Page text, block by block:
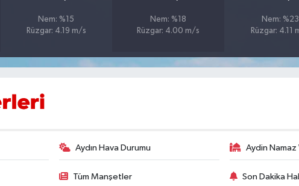
Nem: %15
Rüzgar: 4.19 m/s
Nem: %18
Rüzgar: 4.00 m/s
Nem: %23
Rüzgar: 4.11
Aydın Hava Durumu Aydin Namaz
Tüm Manşetler Son Dakika